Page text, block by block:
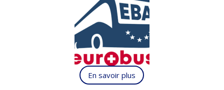
En savoir plus